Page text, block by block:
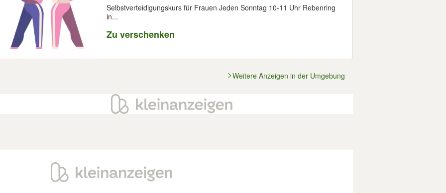
Selbstverteidigungskurs für Frauen Jeden Sonntag 10-11 Uhr Rebenring
in...
Zu verschenken
Weitere Anzeigen in der Umgebung